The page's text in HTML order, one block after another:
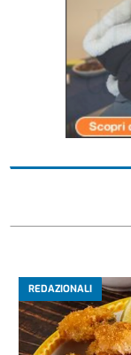
REDAZIONALI